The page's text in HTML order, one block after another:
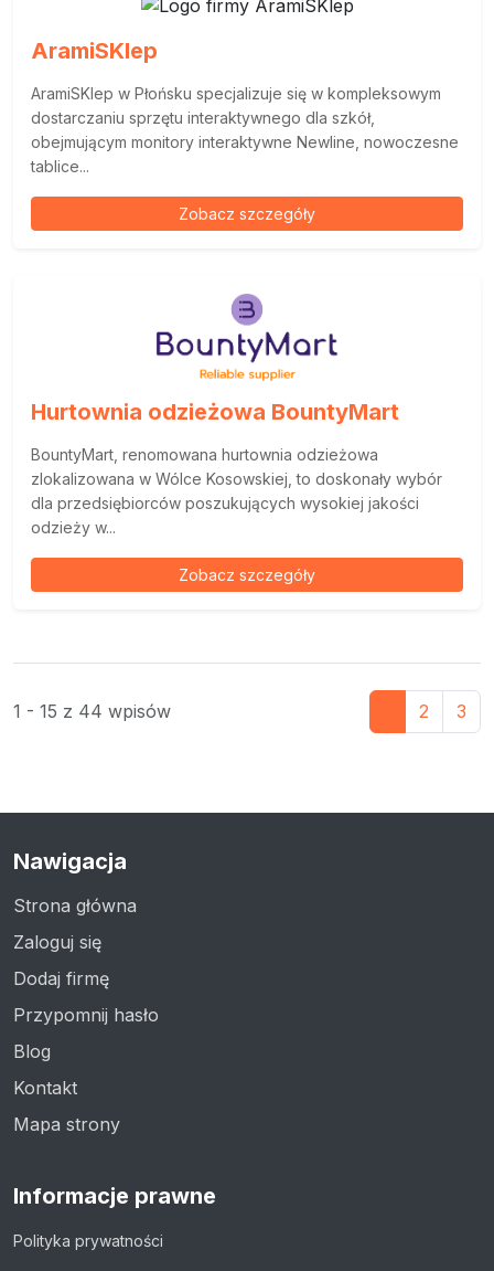
AramiSKlep
AramiSKlep w Płońsku specjalizuje się w kompleksowym
dostarczaniu sprzętu interaktywnego dla szkół,
obejmującym monitory interaktywne Newline, nowoczesne
tablice...
Zobacz szczegóły
Hurtownia odzieżowa BountyMart
BountyMart, renomowana hurtownia odzieżowa
zlokalizowana w Wólce Kosowskiej, to doskonały wybór
dla przedsiębiorców poszukujących wysokiej jakości
odzieży w...
Zobacz szczegóły
1 - 15 z 44 wpisów 2 3
Nawigacja
Strona główna
Zaloguj się
Dodaj firmę
Przypomnij hasło
Blog
Kontakt
Mapa strony
Informacje prawne
Polityka prywatności